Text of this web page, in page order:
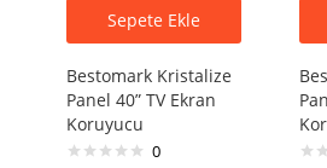
Sepete Ekle
Bestomark Kristalize
Panel 40” TV Ekran
Koruyucu
0